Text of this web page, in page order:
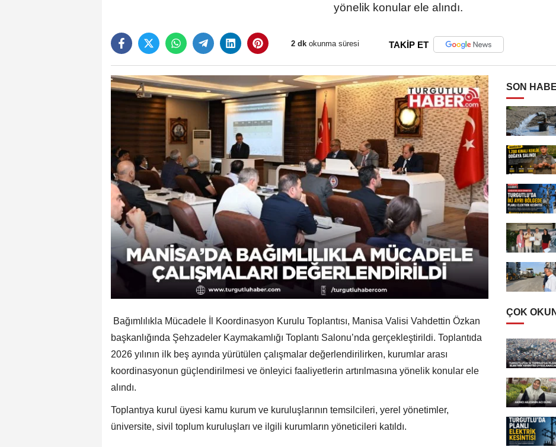
yönelik konular ele alındı.
2 dk okunma süresi TAKİP ET
Bağımlılıkla Mücadele İl Koordinasyon Kurulu Toplantısı, Manisa Valisi Vahdettin Özkan
başkanlığında Şehzadeler Kaymakamlığı Toplantı Salonu’nda gerçekleştirildi. Toplantıda
2026 yılının ilk beş ayında yürütülen çalışmalar değerlendirilirken, kurumlar arası
koordinasyonun güçlendirilmesi ve önleyici faaliyetlerin artırılmasına yönelik konular ele
alındı.
Toplantıya kurul üyesi kamu kurum ve kuruluşlarının temsilcileri, yerel yönetimler,
üniversite, sivil toplum kuruluşları ve ilgili kurumların yöneticileri katıldı.
SON
ÇOK